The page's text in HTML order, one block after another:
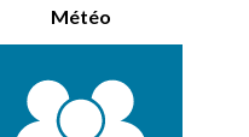
Météo